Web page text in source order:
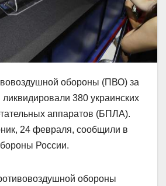
обороны (ПВО) за
380 украинских
аппаратов (БПЛА).
24 февраля, сообщили в
России.
обороны